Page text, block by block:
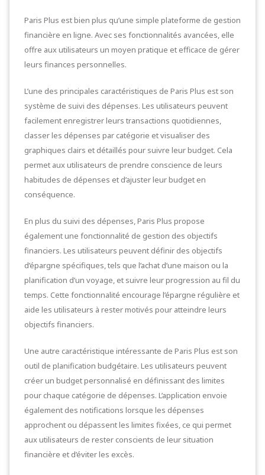
Paris Plus est bien plus qu’une simple plateforme de gestion
financière en ligne. Avec ses fonctionnalités avancées, elle
offre aux utilisateurs un moyen pratique et efficace de gérer
leurs finances personnelles.
L’une des principales caractéristiques de Paris Plus est son
système de suivi des dépenses. Les utilisateurs peuvent
facilement enregistrer leurs transactions quotidiennes,
classer les dépenses par catégorie et visualiser des
graphiques clairs et détaillés pour suivre leur budget. Cela
permet aux utilisateurs de prendre conscience de leurs
habitudes de dépenses et d’ajuster leur budget en
conséquence.
En plus du suivi des dépenses, Paris Plus propose
également une fonctionnalité de gestion des objectifs
financiers. Les utilisateurs peuvent définir des objectifs
d’épargne spécifiques, tels que l’achat d’une maison ou la
planification d’un voyage, et suivre leur progression au fil du
temps. Cette fonctionnalité encourage l’épargne régulière et
aide les utilisateurs à rester motivés pour atteindre leurs
objectifs financiers.
Une autre caractéristique intéressante de Paris Plus est son
outil de planification budgétaire. Les utilisateurs peuvent
créer un budget personnalisé en définissant des limites
pour chaque catégorie de dépenses. L’application envoie
également des notifications lorsque les dépenses
approchent ou dépassent les limites fixées, ce qui permet
aux utilisateurs de rester conscients de leur situation
financière et d’éviter les excès.